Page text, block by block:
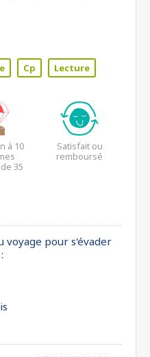
Cp Lecture
à 10
35
Satisfait ou
remboursé
voyage pour s'évader